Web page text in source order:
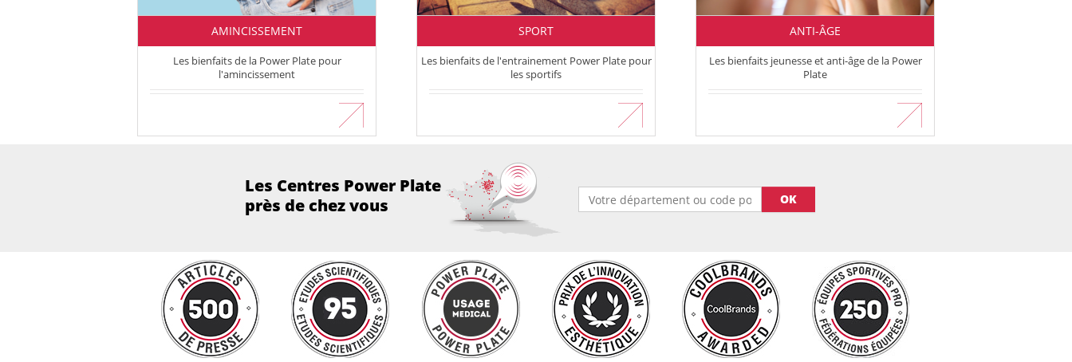
AMINCISSEMENT
Les bienfaits de la Power Plate pour
l'amincissement
SPORT
Les bienfaits de l'entrainement Power Plate pour
les sportifs
ANTI-ÂGE
Les bienfaits jeunesse et anti-âge de la Power
Plate
Les Centres Power Plate
près de chez vous
OK